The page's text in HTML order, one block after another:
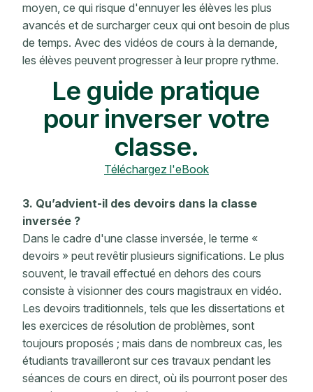
moyen, ce qui risque d'ennuyer les élèves les plus
avancés et de surcharger ceux qui ont besoin de plus
de temps. Avec des vidéos de cours à la demande,
les élèves peuvent progresser à leur propre rythme.
Le guide pratique
pour inverser votre
classe.
Téléchargez l'eBook
3. Qu’advient-il des devoirs dans la classe
inversée ?
Dans le cadre d'une classe inversée, le terme «
devoirs » peut revêtir plusieurs significations. Le plus
souvent, le travail effectué en dehors des cours
consiste à visionner des cours magistraux en vidéo.
Les devoirs traditionnels, tels que les dissertations et
les exercices de résolution de problèmes, sont
toujours proposés ; mais dans de nombreux cas, les
étudiants travailleront sur ces travaux pendant les
séances de cours en direct, où ils pourront poser des